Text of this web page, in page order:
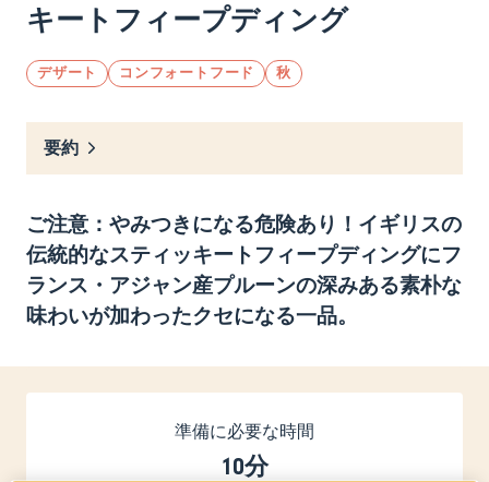
キートフィープディング
デザート コンフォートフード 秋
要約
ご注意：やみつきになる危険あり！イギリスの
伝統的なスティッキートフィープディングにフ
ランス・アジャン産プルーンの深みある素朴な
味わいが加わったクセになる一品。
準備に必要な時間
10分